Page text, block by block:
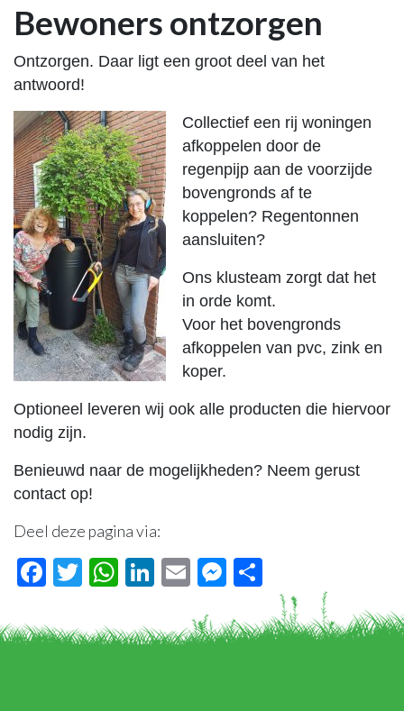
Bewoners ontzorgen
Ontzorgen. Daar ligt een groot deel van het
antwoord!
Collectief een rij woningen
afkoppelen door de
regenpijp aan de voorzijde
bovengronds af te
koppelen? Regentonnen
aansluiten?
Ons klusteam zorgt dat het
in orde komt.
Voor het bovengronds
afkoppelen van pvc, zink en
koper.
Optioneel leveren wij ook alle producten die hiervoor
nodig zijn.
Benieuwd naar de mogelijkheden? Neem gerust
contact op!
Deel deze pagina via:
Facebook
Twitter
WhatsApp
LinkedIn
EmailMessenger